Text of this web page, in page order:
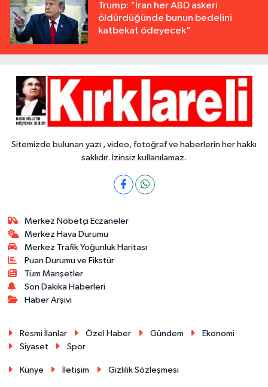
Trump: "İran her ABD askeri
öldürdüğünde bunun bedelini
katbekat ödeyecek"
Sitemizde bulunan yazı , video, fotoğraf ve haberlerin her hakkı
saklıdır. İzinsiz kullanılamaz.
Merkez Nöbetçi Eczaneler
Merkez Hava Durumu
Merkez Trafik Yoğunluk Haritası
Puan Durumu ve Fikstür
Tüm Manşetler
Son Dakika Haberleri
Haber Arşivi
Resmi İlanlar Özel Haber Gündem
Ekonomi
Siyaset
Spor
Künye İletişim Gizlilik Sözleşmesi